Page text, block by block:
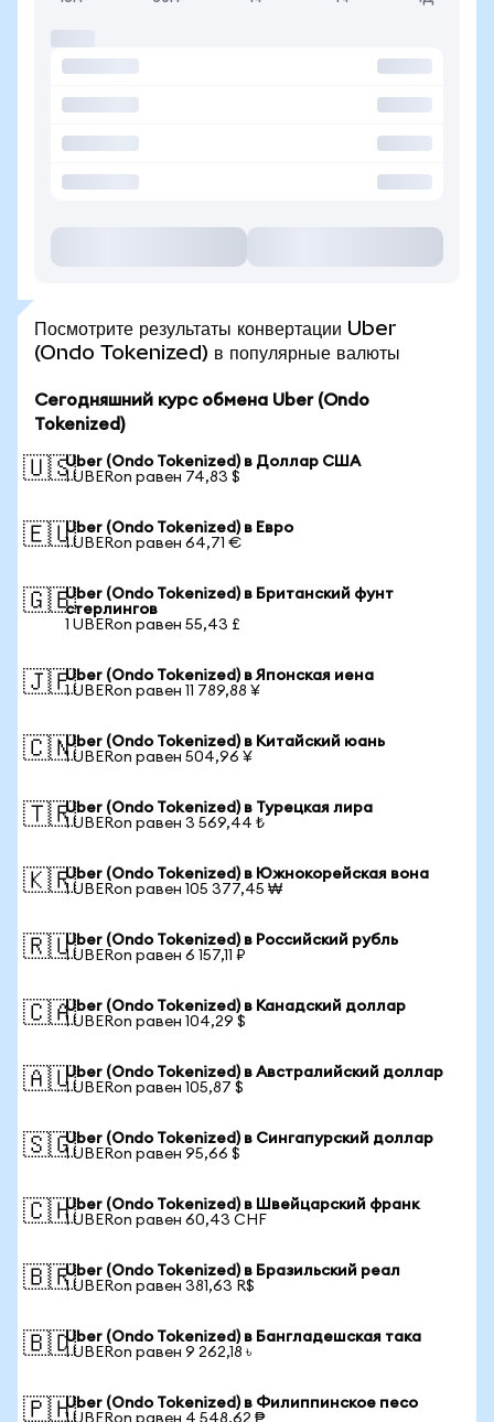
Посмотрите результаты конвертации Uber
(Ondo Tokenized) в популярные валюты
Сегодняшний курс обмена Uber (Ondo
Tokenized)
🇺🇸Uber (Ondo Tokenized) в Доллар США
1 UBERon равен 74,83 $
🇪🇺Uber (Ondo Tokenized) в Евро
1 UBERon равен 64,71 €
🇬🇧Uber (Ondo Tokenized) в Британский фунт
стерлингов
1 UBERon равен 55,43 £
🇯🇵Uber (Ondo Tokenized) в Японская иена
1 UBERon равен 11 789,88 ¥
🇨🇳Uber (Ondo Tokenized) в Китайский юань
1 UBERon равен 504,96 ¥
🇹🇷Uber (Ondo Tokenized) в Турецкая лира
1 UBERon равен 3 569,44 ₺
🇰🇷Uber (Ondo Tokenized) в Южнокорейская вона
1 UBERon равен 105 377,45 ₩
🇷🇺Uber (Ondo Tokenized) в Российский рубль
1 UBERon равен 6 157,11 ₽
🇨🇦Uber (Ondo Tokenized) в Канадский доллар
1 UBERon равен 104,29 $
🇦🇺Uber (Ondo Tokenized) в Австралийский доллар
1 UBERon равен 105,87 $
🇸🇬Uber (Ondo Tokenized) в Сингапурский доллар
1 UBERon равен 95,66 $
🇨🇭Uber (Ondo Tokenized) в Швейцарский франк
1 UBERon равен 60,43 CHF
🇧🇷Uber (Ondo Tokenized) в Бразильский реал
1 UBERon равен 381,63 R$
🇧🇩Uber (Ondo Tokenized) в Бангладешская така
1 UBERon равен 9 262,18 ৳
🇵🇭Uber (Ondo Tokenized) в Филиппинское песо
1 UBERon равен 4 548,62 ₱